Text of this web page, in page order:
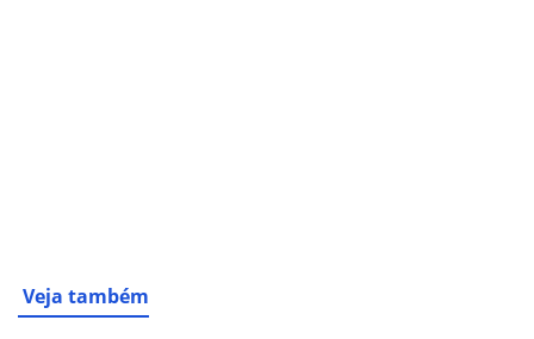
Veja também